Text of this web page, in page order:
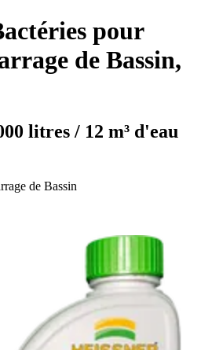
pour
de Bassin,
litres / 12 m³ d'eau
de Bassin